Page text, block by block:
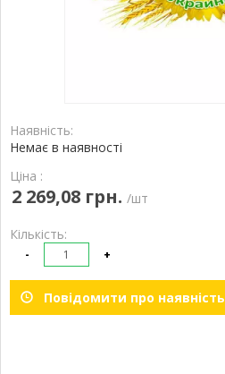
Наявність:
Немає в наявності
Ціна :
2 269,08 грн. /шт
Кількість:
- +
Повідомити про наявність